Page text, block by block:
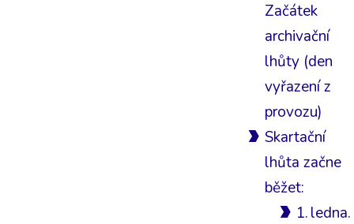
Začátek
archivační
lhůty (den
vyřazení z
provozu)
Skartační
lhůta začne
běžet:
1. ledna.